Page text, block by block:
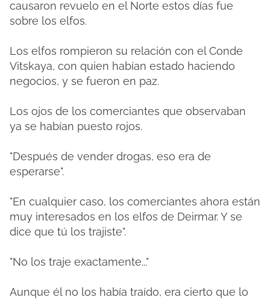
causaron revuelo en el Norte estos días fue
sobre los elfos.
Los elfos rompieron su relación con el Conde
Vitskaya, con quien habían estado haciendo
negocios, y se fueron en paz.
Los ojos de los comerciantes que observaban
ya se habían puesto rojos.
"Después de vender drogas, eso era de
esperarse".
"En cualquier caso, los comerciantes ahora están
muy interesados ​​en los elfos de Deirmar. Y se
dice que tú los trajiste".
"No los traje exactamente..."
Aunque él no los había traído, era cierto que lo